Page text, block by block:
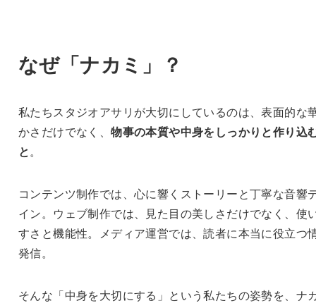
なぜ「ナカミ」？
私たちスタジオアサリが大切にしているのは、表面的な
かさだけでなく、物事の本質や中身をしっかりと作り込
と 。
コンテンツ制作では、心に響くストーリーと丁寧な音響
イン。ウェブ制作では、見た目の美しさだけでなく、使
すさと機能性。メディア運営では、読者に本当に役立つ
発信。
そんな「中身を大切にする」という私たちの姿勢を、ナ